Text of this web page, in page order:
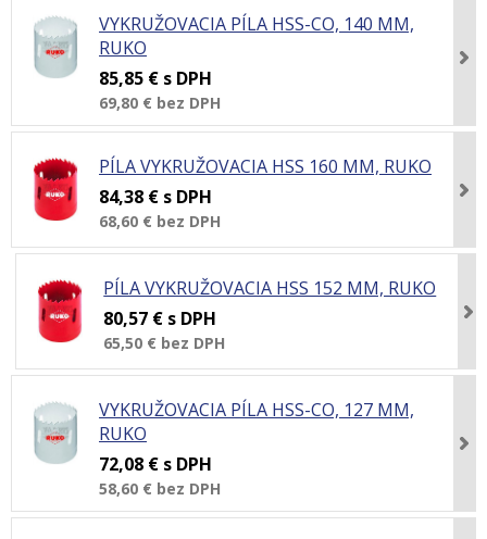
VYKRUŽOVACIA PÍLA HSS-CO, 140 MM,
RUKO
85,85 € s DPH
69,80 € bez DPH
PÍLA VYKRUŽOVACIA HSS 160 MM, RUKO
84,38 € s DPH
68,60 € bez DPH
PÍLA VYKRUŽOVACIA HSS 152 MM, RUKO
80,57 € s DPH
65,50 € bez DPH
VYKRUŽOVACIA PÍLA HSS-CO, 127 MM,
RUKO
72,08 € s DPH
58,60 € bez DPH